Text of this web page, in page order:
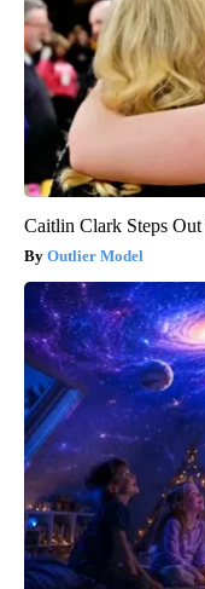
Caitlin Clark Steps
Outlier Model